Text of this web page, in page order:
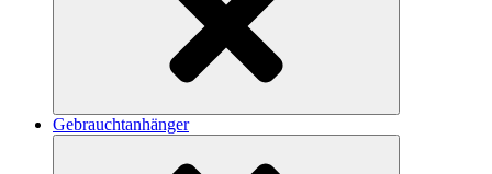
Gebrauchtanhänger